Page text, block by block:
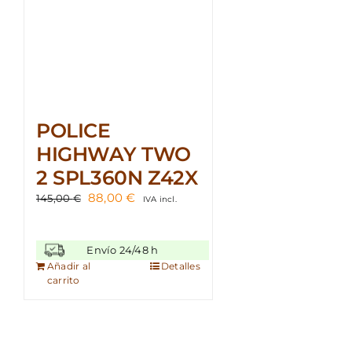
POLICE
HIGHWAY TWO
2 SPL360N Z42X
145,00€ El
era:
145,00 €.
88,00€El
es:
88,00 €.
IVA incl.
Envío 24/48 h
Añadir al
carrito
Detalles